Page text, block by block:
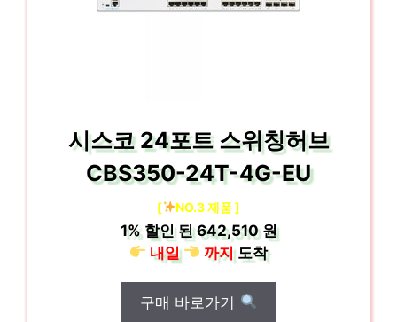
시스코 24포트 스위칭허브
CBS350-24T-4G-EU
[ NO.3 제품 ]
1%할인 된642,510 원
내일
까지도착
구매 바로가기